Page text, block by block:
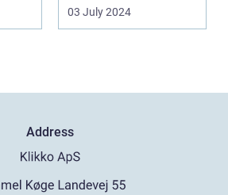
spillea...
03 July 2024
Address